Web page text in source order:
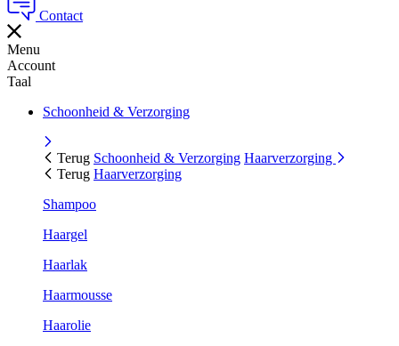
Contact
Menu
Account
Taal
Schoonheid & Verzorging
Terug Schoonheid & Verzorging Haarverzorging
Terug Haarverzorging
Shampoo
Haargel
Haarlak
Haarmousse
Haarolie